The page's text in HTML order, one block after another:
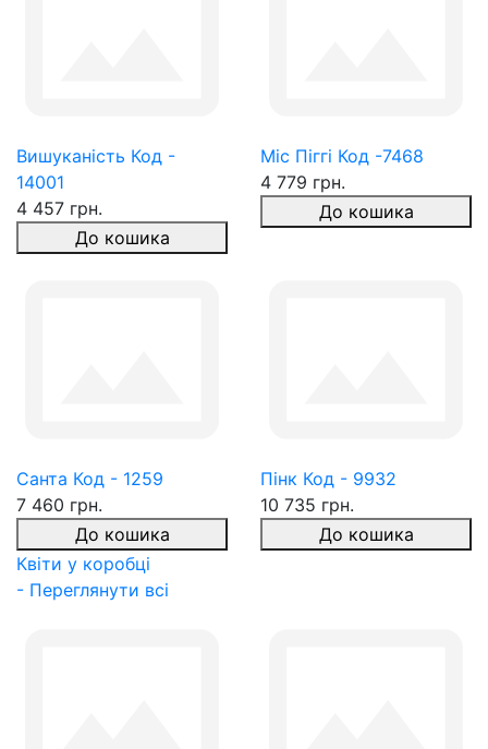
Вишуканість Код -
14001
4 457 грн.
До кошика
Міс Піггі Код -7468
4 779 грн.
До кошика
Санта Код - 1259
7 460 грн.
До кошика
Пінк Код - 9932
10 735 грн.
До кошика
Квіти у коробці
- Переглянути всі